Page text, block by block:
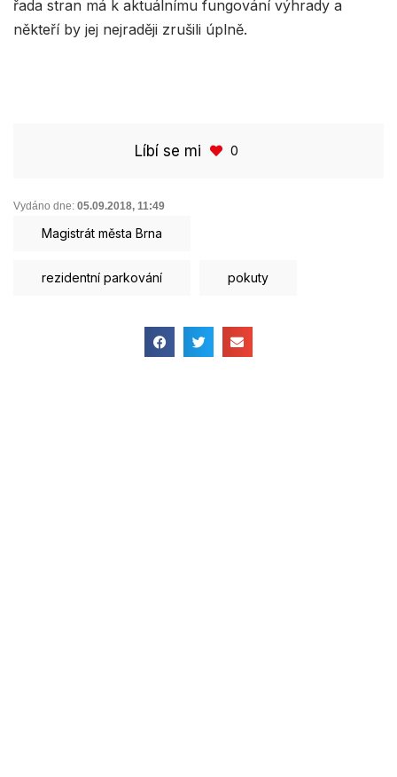
řada stran má k aktuálnímu fungování výhrady a
někteří by jej nejraději zrušili úplně.
Líbí se mi 0
Vydáno dne: 05.09.2018, 11:49
Magistrát města Brna
rezidentní parkování pokuty